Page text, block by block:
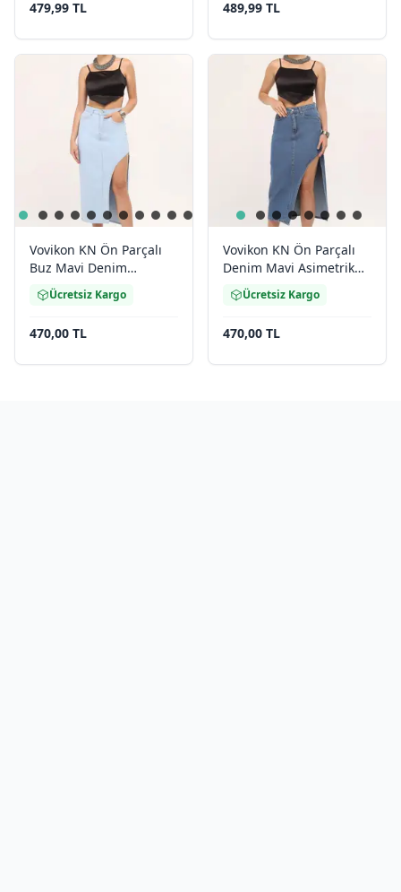
479,99 TL 489,99 TL
Vovikon KN Ön Parçalı
Buz Mavi Denim
Asimetrik Kadın Kot Etek
Ücretsiz Kargo
470,00 TL
Vovikon KN Ön Parçalı
Denim Mavi Asimetrik
Kadın Kot Etek
Ücretsiz Kargo
470,00 TL